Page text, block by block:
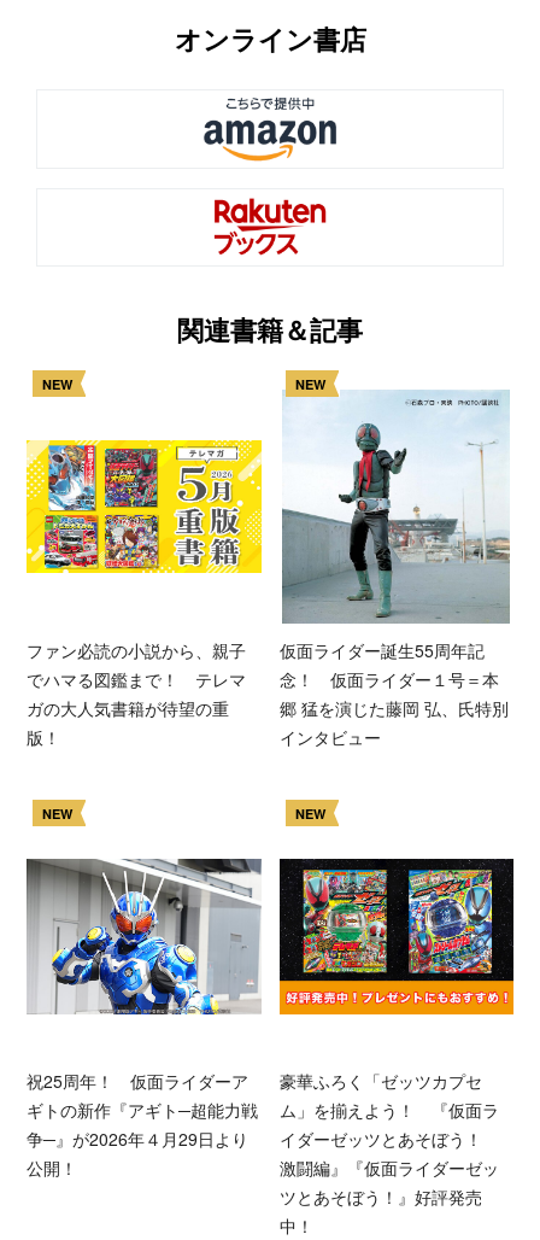
オンライン書店
関連書籍＆記事
NEW
ファン必読の小説から、親子
でハマる図鑑まで！ テレマ
ガの大人気書籍が待望の重
版！
NEW
仮面ライダー誕生55周年記
念！ 仮面ライダー１号＝本
郷 猛を演じた藤岡 弘、氏特別
インタビュー
NEW
祝25周年！ 仮面ライダーア
ギトの新作『アギト─超能力戦
争─』が2026年４月29日より
公開！
NEW
豪華ふろく「ゼッツカプセ
ム」を揃えよう！ 『仮面ラ
イダーゼッツとあそぼう！
激闘編』『仮面ライダーゼッ
ツとあそぼう！』好評発売
中！